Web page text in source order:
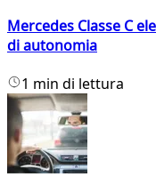
Mercedes Classe C
di autonomia
1 min di lettura